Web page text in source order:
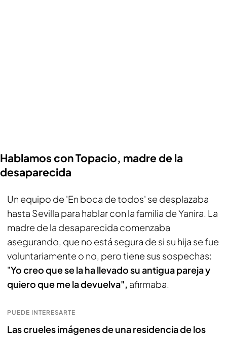
Hablamos con Topacio, madre de la
desaparecida
Un equipo de 'En boca de todos' se desplazaba
hasta Sevilla para hablar con la familia de Yanira. La
madre de la desaparecida comenzaba
asegurando, que no está segura de si su hija se fue
voluntariamente o no, pero tiene sus sospechas:
"Yo creo que se la ha llevado su antigua pareja y
quiero que me la devuelva", afirmaba.
PUEDE INTERESARTE
Las crueles imágenes de una residencia de los